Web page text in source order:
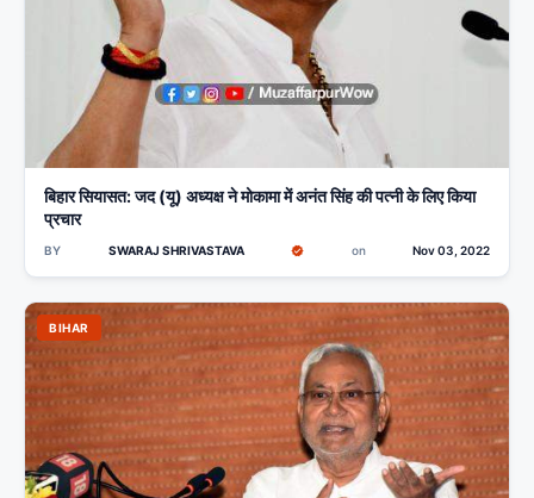
बिहार सियासत: जद (यू) अध्यक्ष ने मोकामा में अनंत सिंह की पत्नी के लिए किया
प्रचार
BY SWARAJ SHRIVASTAVA on Nov 03, 2022
BIHAR